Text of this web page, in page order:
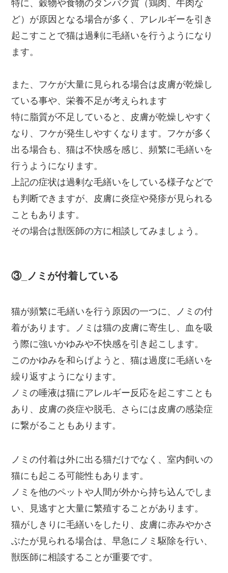
特に、穀物や食物のタンパク質（鶏肉、牛肉な
ど）が原因となる場合が多く、アレルギーを引き
起こすことで猫は過剰に毛繕いを行うようになり
ます。
また、フケが大量に見られる場合は皮膚が乾燥し
ている事や、栄養不足が考えられます
特に脂質が不足していると、皮膚が乾燥しやすく
なり、フケが発生しやすくなります。フケが多く
出る場合も、猫は不快感を感じ、頻繁に毛繕いを
行うようになります。
上記の症状は過剰な毛繕いをしている様子などで
も判断できますが、皮膚に炎症や発疹が見られる
こともあります。
その場合は獣医師の方に相談してみましょう。
③_ノミが付着している
猫が頻繁に毛繕いを行う原因の一つに、ノミの付
着があります。ノミは猫の皮膚に寄生し、血を吸
う際に強いかゆみや不快感を引き起こします。
このかゆみを和らげようと、猫は過度に毛繕いを
繰り返すようになります。
ノミの唾液は猫にアレルギー反応を起こすことも
あり、皮膚の炎症や脱毛、さらには皮膚の感染症
に繋がることもあります。
ノミの付着は外に出る猫だけでなく、室内飼いの
猫にも起こる可能性もあります。
ノミを他のペットや人間が外から持ち込んでしま
い、見逃すと大量に繁殖することがあります。
猫がしきりに毛繕いをしたり、皮膚に赤みやかさ
ぶたが見られる場合は、早急にノミ駆除を行い、
獣医師に相談することが重要です。